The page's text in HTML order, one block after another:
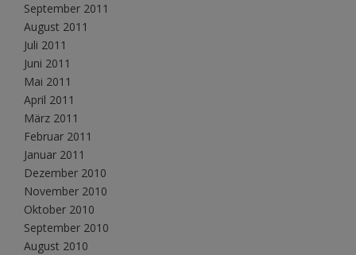
September 2011
August 2011
Juli 2011
Juni 2011
Mai 2011
April 2011
März 2011
Februar 2011
Januar 2011
Dezember 2010
November 2010
Oktober 2010
September 2010
August 2010